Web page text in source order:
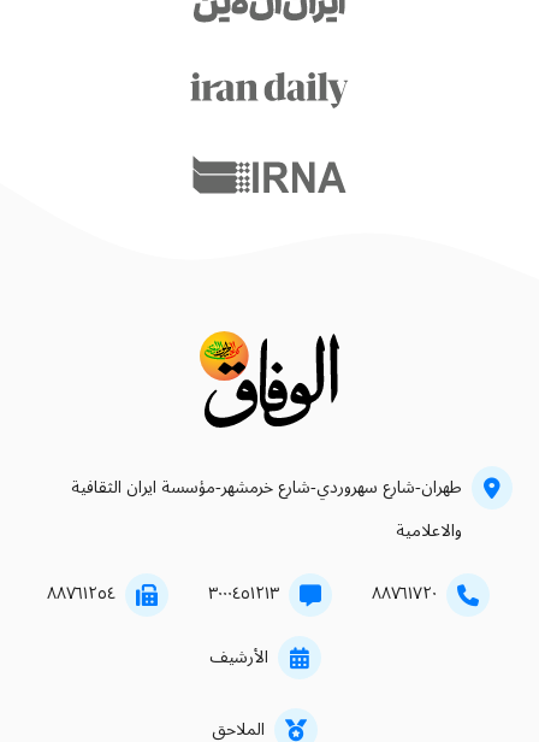
طهران-شارع سهروردي-شارع خرمشهر-مؤسسة ايران الثقافية
والاعلامية
۸۸۷٦۱۷۲۰ ۳۰۰۰٤٥۱۲۱۳ ۸۸۷٦۱۲٥٤
الأرشيف
الملاحق